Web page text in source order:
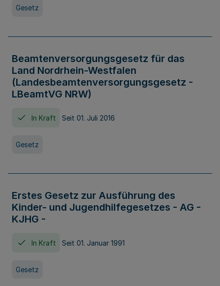
Gesetz
Beamtenversorgungsgesetz für das
Land Nordrhein-Westfalen
(Landesbeamtenversorgungsgesetz -
LBeamtVG NRW)
In Kraft Seit 01. Juli 2016
Gesetz
Erstes Gesetz zur Ausführung des
Kinder- und Jugendhilfegesetzes - AG -
KJHG -
In Kraft Seit 01. Januar 1991
Gesetz